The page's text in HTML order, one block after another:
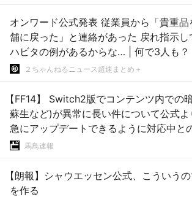
オンワード公式発表 従業員から「貴重
舗に戻った」と連絡があった 戻れ指示してない
ハビタの例があるからな… | 何で3人も？
２ちゃんねるニュース超速まとめ＋
【FF14】 Switch2版でコンテンツ内での
蘇生など)が異常に長い件について公式
急にアップデートできるように対応中と
馬鳥速報
【朗報】シャウエッセン公式、こういう
を作る